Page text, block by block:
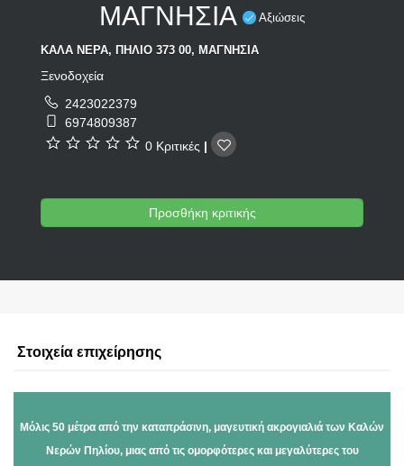
ΜΑΓΝΗΣΙΑ
Αξιώσεις
ΚΑΛΑ ΝΕΡΑ, ΠΗΛΙΟ 373 00, ΜΑΓΝΗΣΙΑ
Ξενοδοχεία
2423022379
6974809387
0 Κριτικές |
Προσθήκη κριτικής
Στοιχεία επιχείρησης
Μόλις 50 μέτρα από την καταπράσινη, μαγευτική ακρογιαλιά των Καλών
Νερών Πηλίου, μιας από τις ομορφότερες και μεγαλύτερες του